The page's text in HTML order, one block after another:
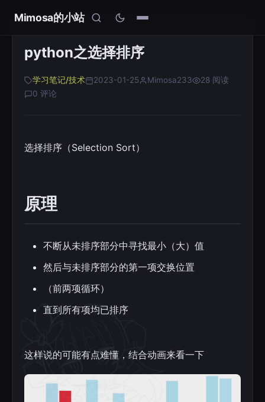
Mimosa的小站
python之选择排序
学习笔记/技术 2023-01-25 Mimosa233
28 阅读
0 评论
选择排序（Selection Sort）
原理
不断从未排序部分中寻找最小（大）值
然后与未排序部分的第一项交换位置
（前两项循环）
直到所有项均已排序
这样说的可能有点难懂，结合动画来看一下